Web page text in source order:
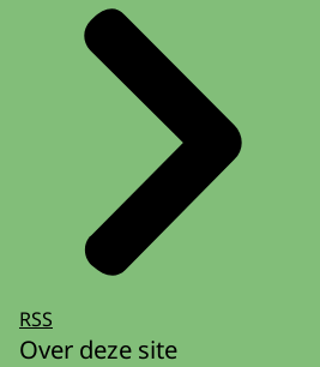
RSS
Over deze site